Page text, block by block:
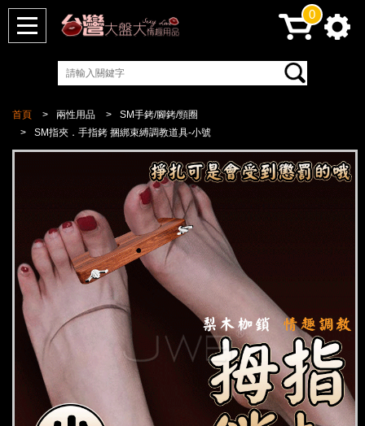
首頁 兩性用品
SM手銬/腳銬/頸圈
SM指夾．手指銬 捆綁束縛調教道具-小號
0